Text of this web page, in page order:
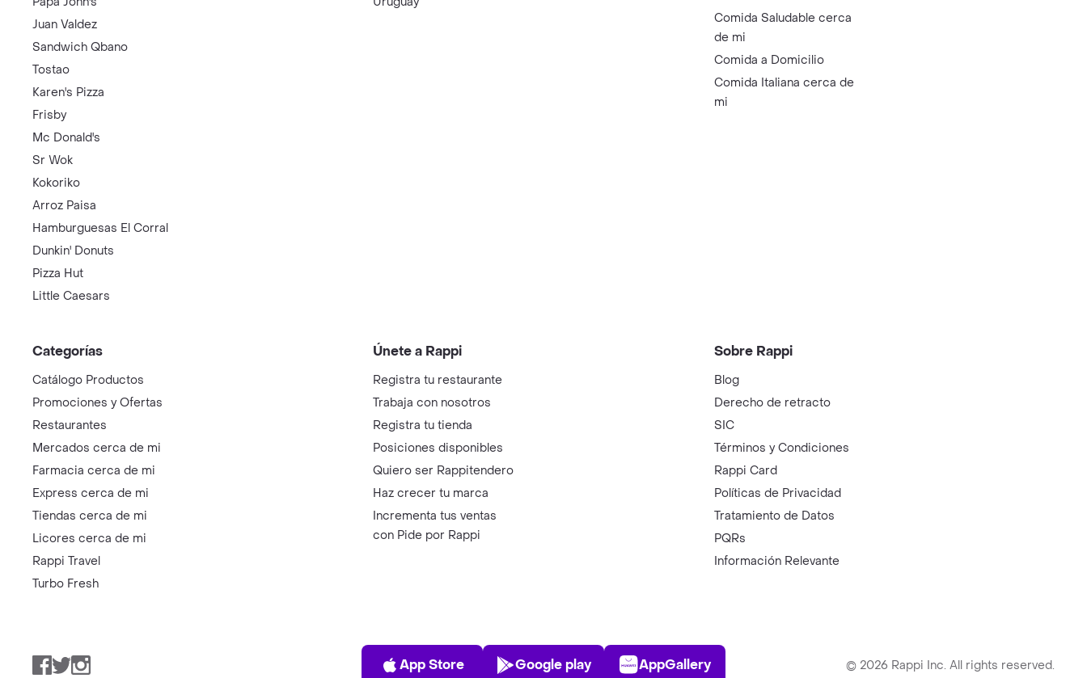
Juan Valdez
Sandwich Qbano
Tostao
Karen's Pizza
Frisby
Mc Donald's
Sr Wok
Kokoriko
Arroz Paisa
Hamburguesas El Corral
Dunkin' Donuts
Pizza Hut
Little Caesars
Comida Saludable cerca
de mi
Comida a Domicilio
Comida Italiana cerca de
mi
Categorías
Catálogo Productos
Promociones y Ofertas
Restaurantes
Mercados cerca de mi
Farmacia cerca de mi
Express cerca de mi
Tiendas cerca de mi
Licores cerca de mi
Rappi Travel
Turbo Fresh
Únete a Rappi
Registra tu restaurante
Trabaja con nosotros
Registra tu tienda
Posiciones disponibles
Quiero ser Rappitendero
Haz crecer tu marca
Incrementa tus ventas
con Pide por Rappi
Sobre Rappi
Blog
Derecho de retracto
SIC
Términos y Condiciones
Rappi Card
Políticas de Privacidad
Tratamiento de Datos
PQRs
Información Relevante
Facebook
TwitterInstagram
App Store
App Store
Play Store
Google play
AppGallery
AppGallery © 2026 Rappi Inc. All rights reserved.